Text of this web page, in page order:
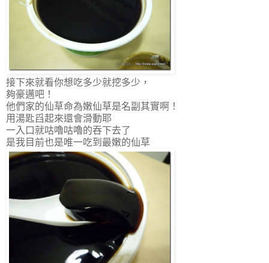
接下來就看你想吃多少就挖多少，
夠豪邁吧！
他們家的仙草命為嫩仙草是名副其實啊！
用湯匙舀起來還會滑動耶
一入口就咕嚕咕嚕的吞下去了
是我目前也是唯一吃到最嫩的仙草